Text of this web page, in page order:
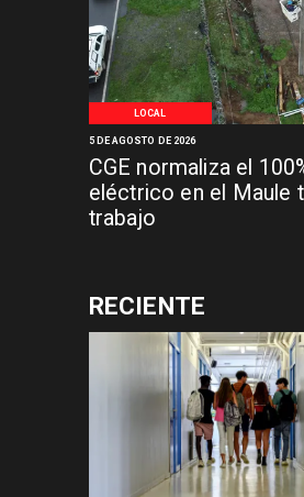
LOCAL
CGE normaliza el
eléctrico en el Maule
trabajo
5 DE AGOSTO DE 2026
RECIENTE